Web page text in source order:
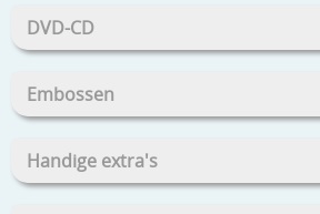
DVD-CD
Embossen
Handige extra's